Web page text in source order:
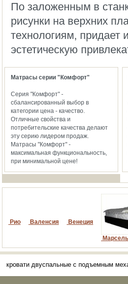
По заложенным в
рисунки на верхних
технологиям,
эстетическую
Матрасы серии "Комфорт"
Серия "Комфорт" -
сбалансированный выбор в
категории цена - качество.
Отличные свойства и
потребительские качества делают
эту серию лидером продаж.
Матрасы "Комфорт" -
максимальная функциональность,
при минимальной цене!
Рио Валенсия Венеция
Марсель
кровати двуспальные с подъемным